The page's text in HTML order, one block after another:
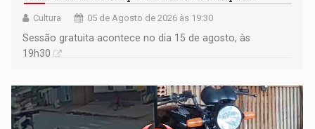
Cultura 05 de Agosto de 2026 às 19:30
Sessão gratuita acontece no dia 15 de agosto, às
19h30